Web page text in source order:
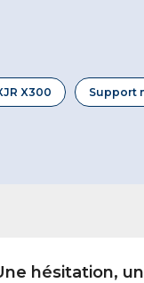
X300 Support
hésitation,